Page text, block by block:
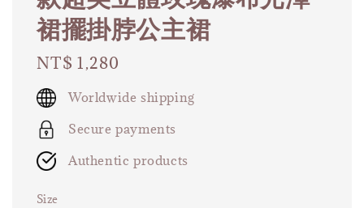
裙擺掛脖公主裙
Regular
price
NT$ 1,280
Worldwide shipping
Secure payments
Authentic products
Size